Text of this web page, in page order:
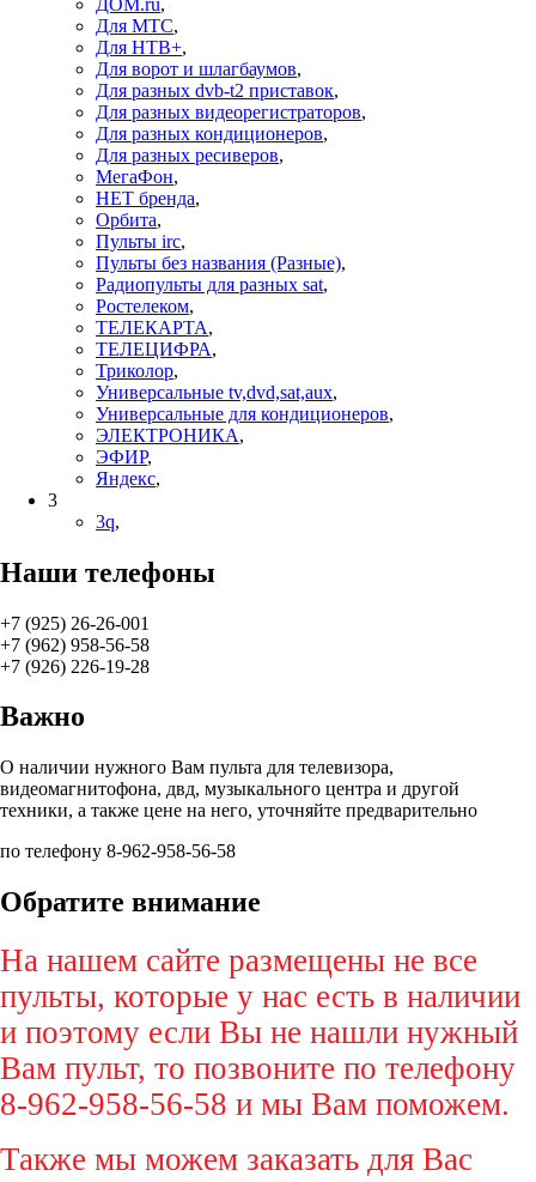
Для МТС,
Для НТВ+,
Для ворот и шлагбаумов,
Для разных dvb-t2 приставок,
Для разных видеорегистраторов,
Для разных кондиционеров,
Для разных ресиверов,
МегаФон,
НЕТ бренда,
Орбита,
Пульты irc,
Пульты без названия (Разные),
Радиопульты для разных sat,
Ростелеком,
ТЕЛЕКАРТА,
ТЕЛЕЦИФРА,
Триколор,
Универсальные tv,dvd,sat,aux,
Универсальные для кондиционеров,
ЭЛЕКТРОНИКА,
ЭФИР,
Яндекс,
3
3q,
Наши телефоны
+7 (925) 26-26-001
+7 (962) 958-56-58
+7 (926) 226-19-28
Важно
О наличии нужного Вам пульта для телевизора,
видеомагнитофона, двд, музыкального центра и другой
техники, а также цене на него, уточняйте предварительно
по телефону 8-962-958-56-58
Обратите внимание
На нашем сайте размещены не все
пульты, которые у нас есть в наличии
и поэтому если Вы не нашли нужный
Вам пульт, то позвоните по телефону
8-962-958-56-58 и мы Вам поможем.
Также мы можем заказать для Вас